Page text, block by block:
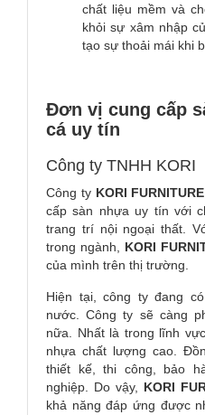
chất liệu mềm và
khỏi sự xâm nhập
tạo sự thoải mái khi
Đơn vị cung cấp
cá uy tín
Công ty TNHH KORI
Công ty KORI FURNITURE
cấp sàn nhựa uy tín với
trang trí nội ngoại thất.
trong ngành,
KORI
của mình trên thị trường.
Hiện tại, công ty đang
nước. Công ty sẽ càng
nữa. Nhất là trong lĩnh
nhựa chất lượng cao.
thiết kế, thi công, bảo
nghiệp. Do vậy, KORI
khả năng đáp ứng được